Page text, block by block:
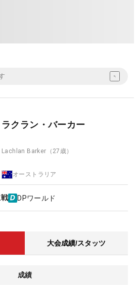
ラクラン・バーカー
Lachlan Barker （27歳）
オーストラリア
DPワールド
大会成績/スタッツ
成績